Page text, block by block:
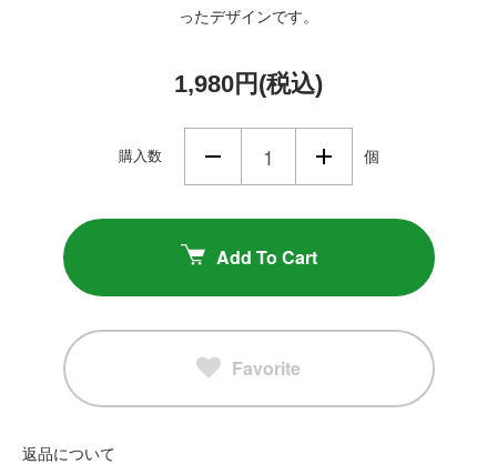
ったデザインです。
1,980円(税込)
購入数 個
Add To Cart
Favorite
返品について